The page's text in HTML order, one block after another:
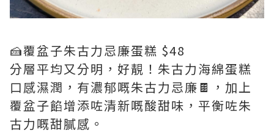
🍰覆盆子朱古力忌廉蛋糕 $48
分層平均又分明，好靚！朱古力海綿蛋糕
口感濕潤，有濃郁嘅朱古力忌廉🍫，加上
覆盆子餡增添咗清新嘅酸甜味，平衡咗朱
古力嘅甜膩感。